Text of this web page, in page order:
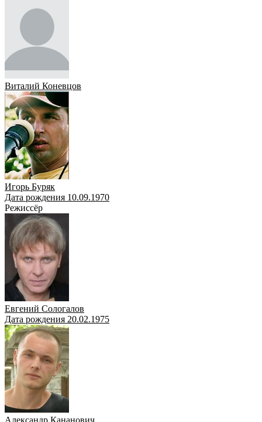
Виталий Коневцов
Игорь Буряк
Дата рождения 10.09.1970
Режиссёр
Евгений Сологалов
Дата рождения 20.02.1975
Александр Кананович